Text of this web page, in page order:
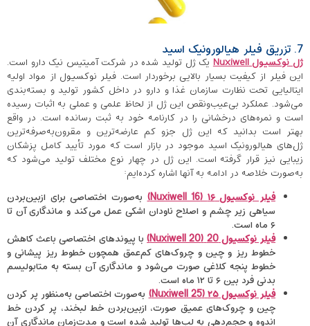
7. تزریق فیلر هیالورونیک اسید
ژل نوکسیولNuxiwellیک ژل تولید شده در شرکت آمیتیس نیک دارو است.
این فیلر از کیفیت بسیار بالایی برخوردار است. فیلر نوکسیول از مواد اولیه
ایتالیایی تحت نظارت سازمان غذا و دارو در داخل کشور تولید و بسته‌بندی
می‌شود. عملکرد بی‌عیب‌ونقص این ژل از لحاظ علمی و عملی به اثبات رسیده
است و نمره‌های درخشانی را در کارنامه خود به ثبت رسانده است. در واقع
بهتر است بدانید که این ژل جزو کم عارضه‌ترین و مقرون‌به‌صرفه‌ترین
ژل‌های هیالورونیک اسید موجود در بازار است که مورد تأیید کامل پزشکان
زیبایی نیز قرار گرفته است. این ژل در چهار نوع مختلف تولید می‌شود که
به‌صورت خلاصه در ادامه به آنها اشاره کرده‌ایم:
فیلر نوکسیول ۱۶ (Nuxiwell 16)
به‌صورت اختصاصی برای ازبین‌بردن
سیاهی زیر چشم و اصلاح ناودان اشکی عمل می‌کند و ماندگاری آن تا
۶ ماه است.
فیلر نوکسیول 20
(Nuxiwell 20)
با پیوندهای اختصاصی باعث کاهش
خطوط ریز و چین و چروک‌های کم‌عمق همچون خطوط ریز پیشانی و
خطوط پنجه کلاغی صورت می‌شود و ماندگاری آن بسته به متابولیسم
بدنی فرد بین ۶ تا ۱۲ ماه است.
فیلر نوکسیول ۲۵
(Nuxiwell 25)
به‌صورت اختصاصی به‌منظور پر کردن
چین و چروک‌های عمیق صورت، ازبین‌بردن خط لبخند، پر کردن خط
اندوه و حجم‌دهی به لب‌ها تولید شده است و مدت‌زمان ماندگاری آن